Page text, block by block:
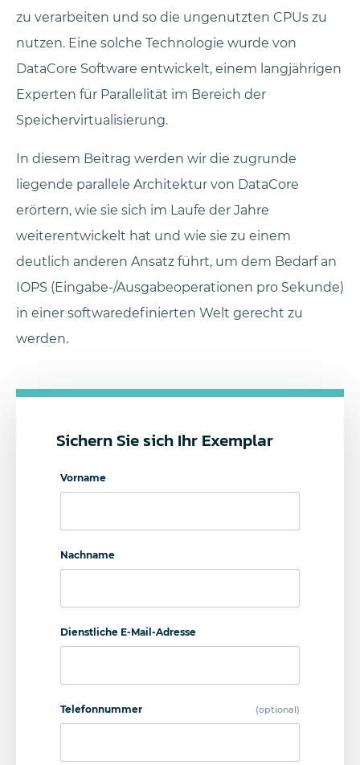
zu verarbeiten und so die ungenutzten CPUs zu
nutzen. Eine solche Technologie wurde von
DataCore Software entwickelt, einem langjährigen
Experten für Parallelität im Bereich der
Speichervirtualisierung.
In diesem Beitrag werden wir die zugrunde
liegende parallele Architektur von DataCore
erörtern, wie sie sich im Laufe der Jahre
weiterentwickelt hat und wie sie zu einem
deutlich anderen Ansatz führt, um dem Bedarf an
IOPS (Eingabe-/Ausgabeoperationen pro Sekunde)
in einer softwaredefinierten Welt gerecht zu
werden.
Sichern Sie sich Ihr Exemplar
Vorname
Nachname
Dienstliche E-Mail-Adresse
Telefonnummer (optional)